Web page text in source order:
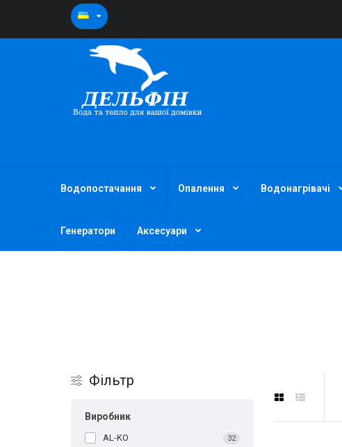
Водопостачання Опалення Водонагрівачі
Генератори Аксесуари
Фільтр
Виробник
AL-KO 32